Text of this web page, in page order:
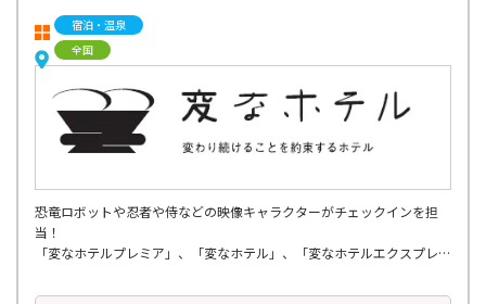
宿泊・温泉
全国
恐竜ロボットや忍者や侍などの映像キャラクターがチェックインを担
当！
「変なホテルプレミア」、「変なホテル」、「変なホテルエクスプレ
関東・関西・中部・北陸・九州・東北エリアに全国19軒。